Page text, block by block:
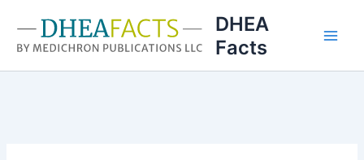
contenuto
DHEA
Facts